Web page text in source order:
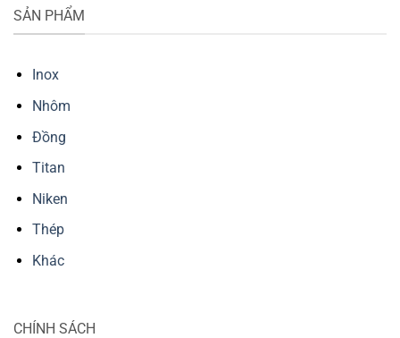
SẢN PHẨM
Inox
Nhôm
Đồng
Titan
Niken
Thép
Khác
CHÍNH SÁCH